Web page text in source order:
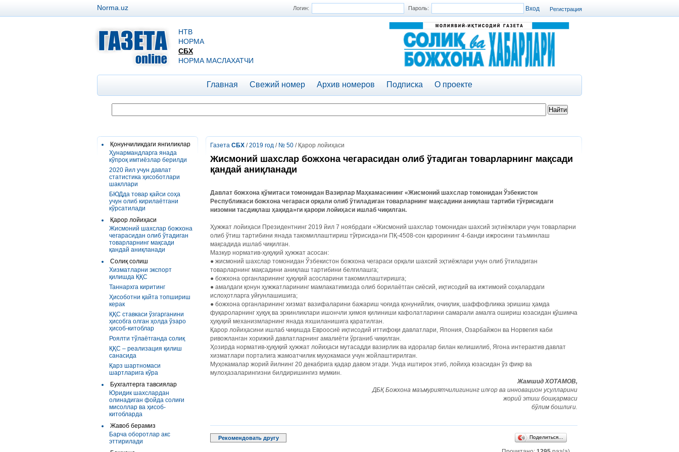
Регистрация
Логин: Пароль:
Norma.uz
НТВ
НОРМА
СБХ
НОРМА МАСЛАХАТЧИ
Главная Свежий номер Архив номеров Подписка О проекте
Қонунчиликдаги янгиликлар
Ҳунармандларга янада
кўпроқ имтиёзлар берилди
2020 йил учун давлат
статистика ҳисоботлари
шакллари
БЮДда товар қайси соҳа
учун олиб кирилаётгани
кўрсатилади
Қарор лойиҳаси
Жисмоний шахслар божхона
чегарасидан олиб ўтадиган
товарларнинг мақсади
қандай аниқланади
Солиқ солиш
Хизматларни экспорт
қилишда ҚҚС
Таннархга киритинг
Ҳисоботни қайта топшириш
керак
ҚҚС ставкаси ўзгарганини
ҳисобга олган ҳолда ўзаро
ҳисоб-китоблар
Роялти тўлаётганда солиқ
ҚҚС – реализация қилиш
санасида
Қарз шартномаси
шартларига кўра
Бухгалтерга тавсиялар
Юридик шахслардан
олинадиган фойда солиғи
мисоллар ва ҳисоб-
китобларда
Жавоб берамиз
Барча оборотлар акс
эттирилади
Газета СБХ /2019 год / № 50 / Қарор лойиҳаси
Жисмоний шахслар божхона чегарасидан олиб ўтадиган товарларнинг мақсади
қандай аниқланади
Давлат божхона қўмитаси томонидан Вазирлар Маҳкамасининг «Жисмоний шахслар томонидан Ўзбекистон
Республикаси божхона чегараси орқали олиб ўтиладиган товарларнинг мақсадини аниқлаш тартиби тўғрисидаги
низомни тасдиқлаш ҳақида»ги қарори лойиҳаси ишлаб чиқилган.
Ҳужжат лойиҳаси Президентнинг 2019 йил 7 ноябрдаги «Жисмоний шахслар томонидан шахсий эҳтиёжлари учун товарларни
олиб ўтиш тартибини янада такомиллаштириш тўғрисида»ги ПҚ-4508-сон қарорининг 4-банди ижросини таъминлаш
мақсадида ишлаб чиқилган.
Мазкур норматив-ҳуқуқий ҳужжат асосан:
● жисмоний шахслар томонидан Ўзбекистон божхона чегараси орқали шахсий эҳтиёжлари учун олиб ўтиладиган
товарларнинг мақсадини аниқлаш тартибини белгилашга;
● божхона органларининг ҳуқуқий асосларини такомиллаштиришга;
● амалдаги қонун ҳужжатларининг мамлакатимизда олиб борилаётган сиёсий, иқтисодий ва ижтимоий соҳалардаги
ислоҳотларга уйғунлашишига;
● божхона органларининг хизмат вазифаларини бажариш чоғида қонунийлик, очиқлик, шаффофликка эришиш ҳамда
фуқароларнинг ҳуқуқ ва эркинликлари ишончли ҳимоя қилиниши кафолатларини самарали амалга ошириш юзасидан қўшимча
ҳуқуқий механизмларнинг янада яхшиланишига қаратилган.
Қарор лойиҳасини ишлаб чиқишда Евроосиё иқтисодий иттифоқи давлатлари, Япония, Озарбайжон ва Норвегия каби
ривожланган хорижий давлатларнинг амалиёти ўрганиб чиқилган.
Ҳозирда норматив-ҳуқуқий ҳужжат лойиҳаси мутасадди вазирлик ва идоралар билан келишилиб, Ягона интерактив давлат
хизматлари порталига жамоатчилик муҳокамаси учун жойлаштирилган.
Муҳокамалар жорий йилнинг 20 декабрига қадар давом этади. Унда иштирок этиб, лойиҳа юзасидан ўз фикр ва
мулоҳазаларингизни билдиришингиз мумкин.
Жамшид ХОТАМОВ,
ДБҚ Божхона маъмуриятчилигининг илғор ва инновацион усулларини
жорий этиш бошқармаси
бўлим бошлиғи.
Рекомендовать другу Поделиться…